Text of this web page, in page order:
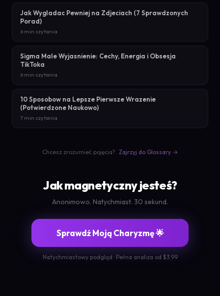
Jak Wygladac Pewniej na Zdjeciach (7 Sprawdzonych
Porad)
6 min czytania
Sigma Male Wyjasnienie: Cechy, Energia i Obsesja
TikToka
6 min czytania
10 Sposobow na Lepsze Pierwsze Wrazenie
(Potwierdzone Naukowo)
7 min czytania
Chcesz zrozumieć pojęcia? Zajrzyj do Glossary →
Jak magnetyczny jesteś?
Anonimowo. Natychmiast. 30 sekund.
Sprawdź Moją Charyzmę 🌟
Natychmiastowy podgląd · Pełna analiza od $3.99